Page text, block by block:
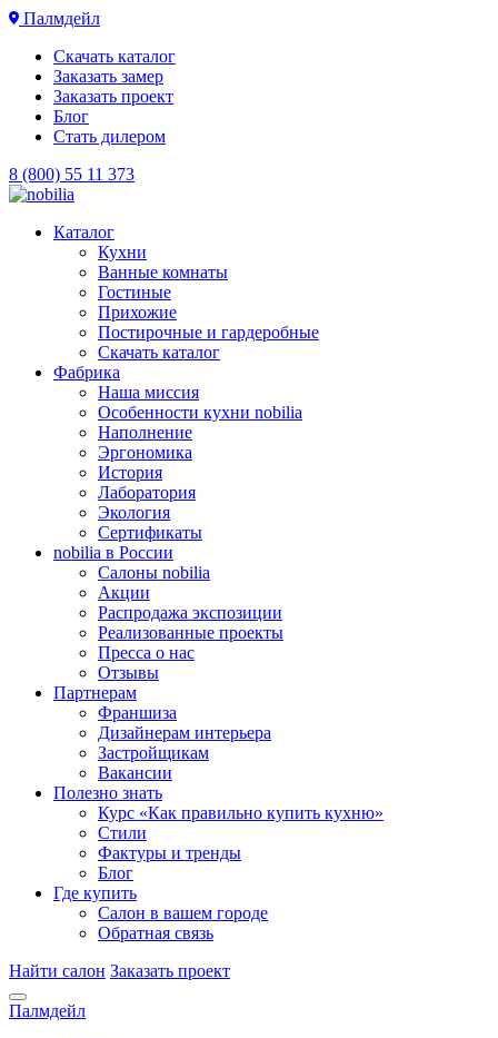
Палмдейл
Скачать каталог
Заказать замер
Заказать проект
Блог
Стать дилером
8 (800) 55 11 373
Каталог
Кухни
Ванные комнаты
Гостиные
Прихожие
Постирочные и гардеробные
Скачать каталог
Фабрика
Наша миссия
Особенности кухни nobilia
Наполнение
Эргономика
История
Лаборатория
Экология
Сертификаты
nobilia в России
Салоны nobilia
Акции
Распродажа экспозиции
Реализованные проекты
Пресса о нас
Отзывы
Партнерам
Франшиза
Дизайнерам интерьера
Застройщикам
Вакансии
Полезно знать
Курс «Как правильно купить кухню»
Cтили
Фактуры и тренды
Блог
Где купить
Салон в вашем городе
Обратная связь
Найти салон Заказать проект
Палмдейл